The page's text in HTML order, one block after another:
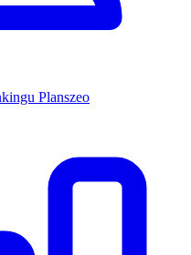
Planszeo